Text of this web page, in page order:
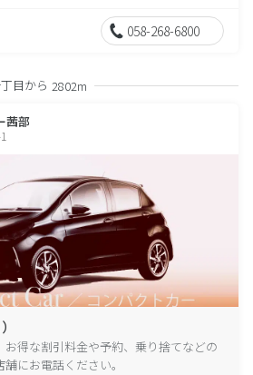
058-268-6800
目から 2802m
茜部
お得な割引料金や予約、乗り捨てなどの
にお電話ください。